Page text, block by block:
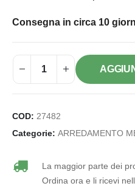
Consegna in circa 10
COD: 27482
Categorie: ARREDAMENTO
La maggior parte dei
Ordina ora e li ricevi